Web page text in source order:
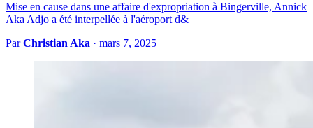
Mise en cause dans une affaire d'expropriation à Bingerville, Annick
Aka Adjo a été interpellée à l'aéroport d&
ParChristian Aka · mars 7, 2025